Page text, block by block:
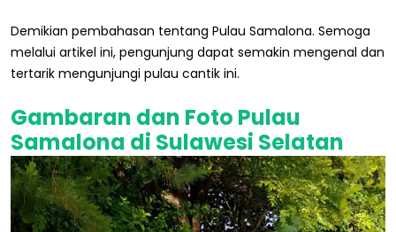
Demikian pembahasan tentang Pulau Samalona. Semoga
melalui artikel ini, pengunjung dapat semakin mengenal dan
tertarik mengunjungi pulau cantik ini.
Gambaran dan Foto Pulau
Samalona di Sulawesi Selatan